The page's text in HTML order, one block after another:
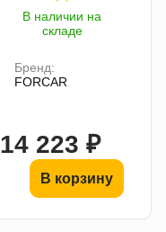
В наличии на
складе
Бренд:
FORCAR
14 223 ₽
В корзину